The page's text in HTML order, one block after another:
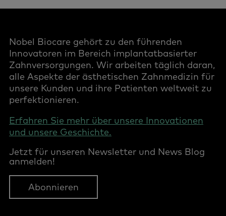
Nobel Biocare gehört zu den führenden
Innovatoren im Bereich implantatbasierter
Zahnversorgungen. Wir arbeiten täglich daran,
alle Aspekte der ästhetischen Zahnmedizin für
unsere Kunden und ihre Patienten weltweit zu
perfektionieren.
Erfahren Sie mehr über unsere Innovationen
und unsere Geschichte.
Jetzt für unseren Newsletter und News Blog
anmelden!
Abonnieren